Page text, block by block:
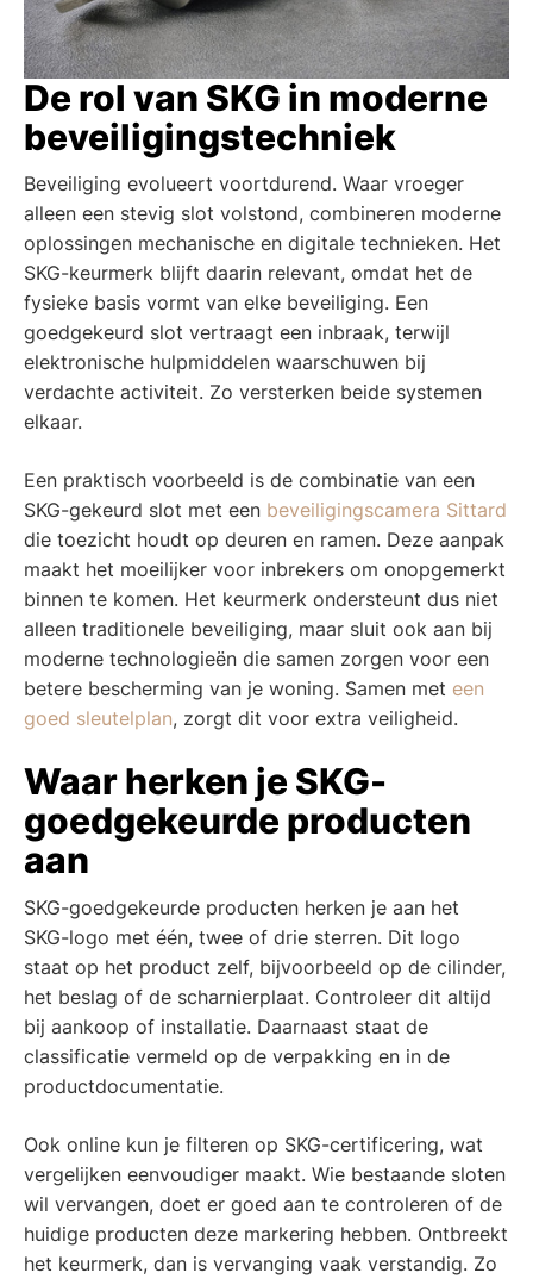
De rol van SKG in moderne
beveiligingstechniek
Beveiliging evolueert voortdurend. Waar vroeger
alleen een stevig slot volstond, combineren moderne
oplossingen mechanische en digitale technieken. Het
SKG-keurmerk blijft daarin relevant, omdat het de
fysieke basis vormt van elke beveiliging. Een
goedgekeurd slot vertraagt een inbraak, terwijl
elektronische hulpmiddelen waarschuwen bij
verdachte activiteit. Zo versterken beide systemen
elkaar.
Een praktisch voorbeeld is de combinatie van een
SKG-gekeurd slot met een beveiligingscamera Sittard
die toezicht houdt op deuren en ramen. Deze aanpak
maakt het moeilijker voor inbrekers om onopgemerkt
binnen te komen. Het keurmerk ondersteunt dus niet
alleen traditionele beveiliging, maar sluit ook aan bij
moderne technologieën die samen zorgen voor een
betere bescherming van je woning. Samen met een
goed sleutelplan, zorgt dit voor extra veiligheid.
Waar herken je SKG-
goedgekeurde producten
aan
SKG-goedgekeurde producten herken je aan het
SKG-logo met één, twee of drie sterren. Dit logo
staat op het product zelf, bijvoorbeeld op de cilinder,
het beslag of de scharnierplaat. Controleer dit altijd
bij aankoop of installatie. Daarnaast staat de
classificatie vermeld op de verpakking en in de
productdocumentatie.
Ook online kun je filteren op SKG-certificering, wat
vergelijken eenvoudiger maakt. Wie bestaande sloten
wil vervangen, doet er goed aan te controleren of de
huidige producten deze markering hebben. Ontbreekt
het keurmerk, dan is vervanging vaak verstandig. Zo